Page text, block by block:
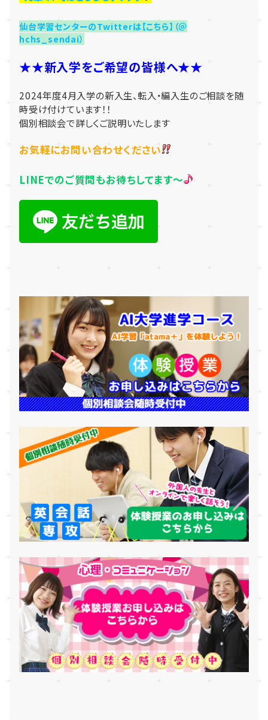
仙台学習センターのTwitterは【こちら】（＠
hchs_sendai）
★★新入学をご希望の皆様へ★★
2024年度4月入学の新入生、転入・編入生のご相談を随
時受け付けています！！
個別相談会で詳しくご説明いたします
お気軽にお問い合わせください
LINEでのご質問もお待ちしてます～